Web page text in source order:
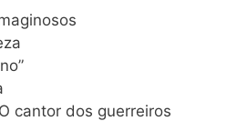
cantor dos guerreiros